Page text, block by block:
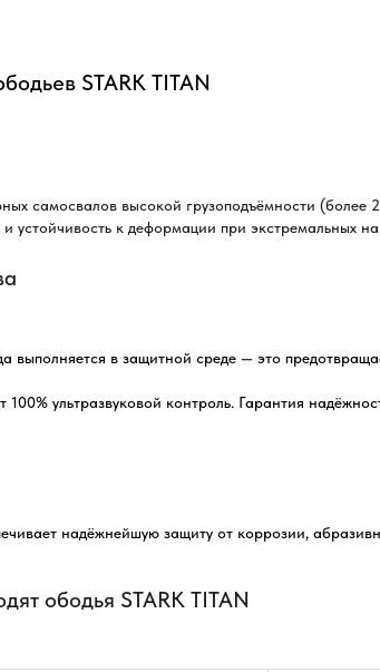
STARK TITAN
самосвалов высокой грузоподъёмности
устойчивость к деформации при экстремальных
выполняется в защитной среде — это
ультразвуковой контроль. Гарантия
надёжнейшую защиту от коррозии,
ободья STARK TITAN